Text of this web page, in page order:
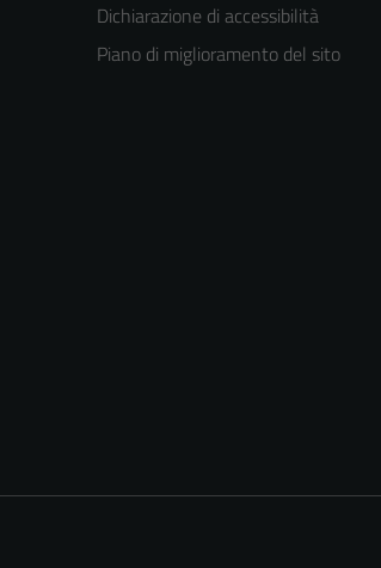
Dichiarazione di accessibilità
Piano di miglioramento del sito
del sito e non